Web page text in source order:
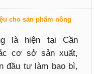
cho sản phẩm nông
là hiện tại Cần
cơ sở sản xuất,
đầu tư làm bao bì,